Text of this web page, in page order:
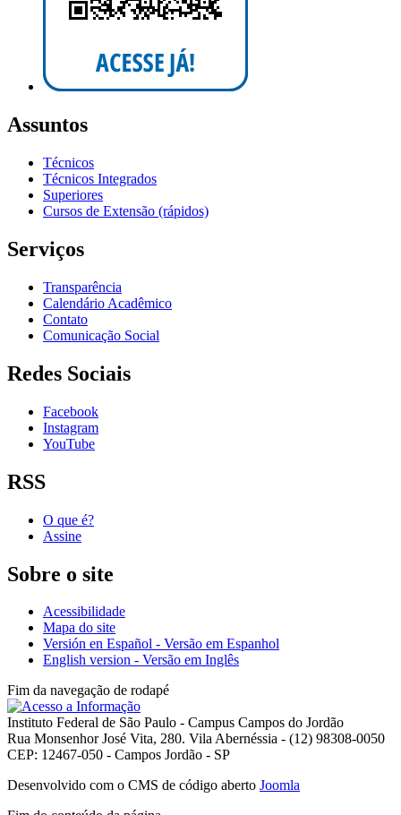
Assuntos
Técnicos
Técnicos Integrados
Superiores
Cursos de Extensão (rápidos)
Serviços
Transparência
Calendário Acadêmico
Contato
Comunicação Social
Redes Sociais
Facebook
Instagram
YouTube
RSS
O que é?
Assine
Sobre o site
Acessibilidade
Mapa do site
Versión en Español - Versão em Espanhol
English version - Versão em Inglês
Fim da navegação de rodapé
Instituto Federal de São Paulo - Campus Campos do Jordão
Rua Monsenhor José Vita, 280. Vila Abernéssia - (12) 98308-0050
CEP: 12467-050 - Campos Jordão - SP
Desenvolvido com o CMS de código aberto Joomla